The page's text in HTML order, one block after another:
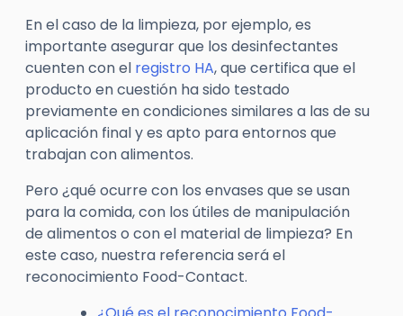
En el caso de la limpieza, por ejemplo, es
importante asegurar que los desinfectantes
cuenten con el registro HA, que certifica que el
producto en cuestión ha sido testado
previamente en condiciones similares a las de su
aplicación final y es apto para entornos que
trabajan con alimentos.
Pero ¿qué ocurre con los envases que se usan
para la comida, con los útiles de manipulación
de alimentos o con el material de limpieza? En
este caso, nuestra referencia será el
reconocimiento Food-Contact.